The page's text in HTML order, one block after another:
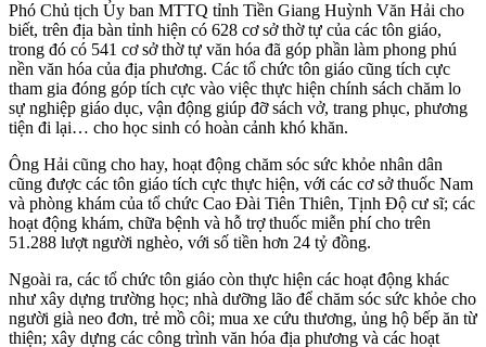
Phó Chủ tịch Ủy ban MTTQ tỉnh Tiền Giang Huỳnh Văn Hải cho
biết, trên địa bàn tỉnh hiện có 628 cơ sở thờ tự của các tôn giáo,
trong đó có 541 cơ sở thờ tự văn hóa đã góp phần làm phong phú
nền văn hóa của địa phương. Các tổ chức tôn giáo cũng tích cực
tham gia đóng góp tích cực vào việc thực hiện chính sách chăm lo
sự nghiệp giáo dục, vận động giúp đỡ sách vở, trang phục, phương
tiện đi lại… cho học sinh có hoàn cảnh khó khăn.
Ông Hải cũng cho hay, hoạt động chăm sóc sức khỏe nhân dân
cũng được các tôn giáo tích cực thực hiện, với các cơ sở thuốc Nam
và phòng khám của tổ chức Cao Đài Tiên Thiên, Tịnh Độ cư sĩ; các
hoạt động khám, chữa bệnh và hỗ trợ thuốc miễn phí cho trên
51.288 lượt người nghèo, với số tiền hơn 24 tỷ đồng.
Ngoài ra, các tổ chức tôn giáo còn thực hiện các hoạt động khác
như xây dựng trường học; nhà dưỡng lão để chăm sóc sức khỏe cho
người già neo đơn, trẻ mồ côi; mua xe cứu thương, ủng hộ bếp ăn từ
thiện; xây dựng các công trình văn hóa địa phương và các hoạt